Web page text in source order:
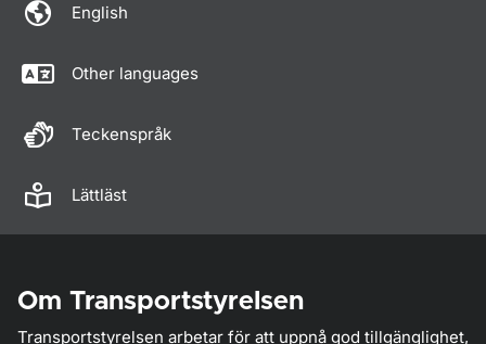
English
Other languages
Teckenspråk
Lättläst
Om Transportstyrelsen
Transportstyrelsen arbetar för att uppnå god tillgänglighet,